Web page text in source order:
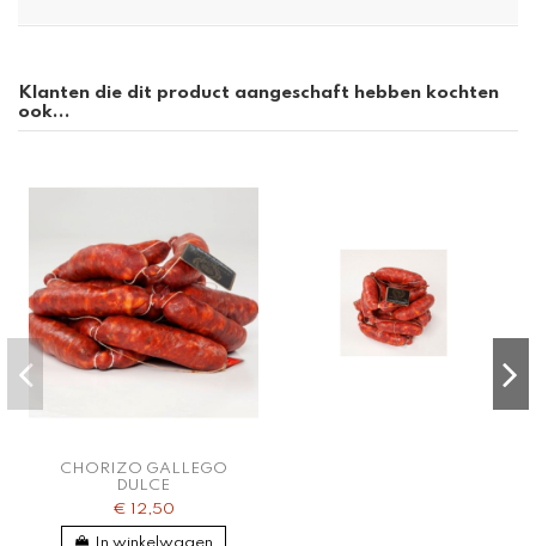
Klanten die dit product aangeschaft hebben kochten
ook...
CHORIZO GALLEGO
DULCE
€ 12,50
In winkelwagen